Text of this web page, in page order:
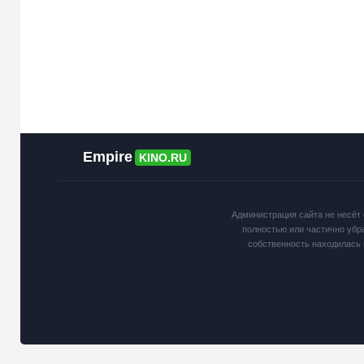
Empire KINO.RU
Администрация сайта не
полностью или частично
собственность